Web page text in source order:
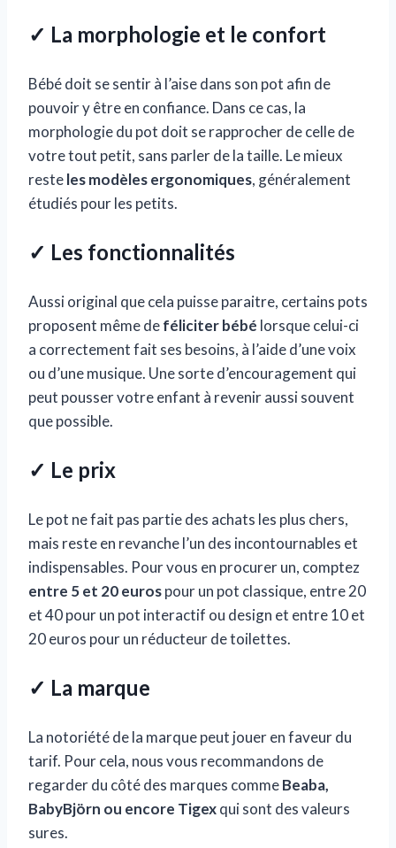
✓ La morphologie et le confort
Bébé doit se sentir à l’aise dans son pot afin de
pouvoir y être en confiance. Dans ce cas, la
morphologie du pot doit se rapprocher de celle de
votre tout petit, sans parler de la taille. Le mieux
resteles modèles ergonomiques, généralement
étudiés pour les petits.
✓ Les fonctionnalités
Aussi original que cela puisse paraitre, certains pots
proposent même deféliciter bébé lorsque celui-ci
a correctement fait ses besoins, à l’aide d’une voix
ou d’une musique. Une sorte d’encouragement qui
peut pousser votre enfant à revenir aussi souvent
que possible.
✓ Le prix
Le pot ne fait pas partie des achats les plus chers,
mais reste en revanche l’un des incontournables et
indispensables. Pour vous en procurer un, comptez
entre 5 et 20 eurospour un pot classique, entre 20
et 40 pour un pot interactif ou design et entre 10 et
20 euros pour un réducteur de toilettes.
✓ La marque
La notoriété de la marque peut jouer en faveur du
tarif. Pour cela, nous vous recommandons de
regarder du côté des marques commeBeaba,
BabyBjörn ou encore Tigexqui sont des valeurs
sures.